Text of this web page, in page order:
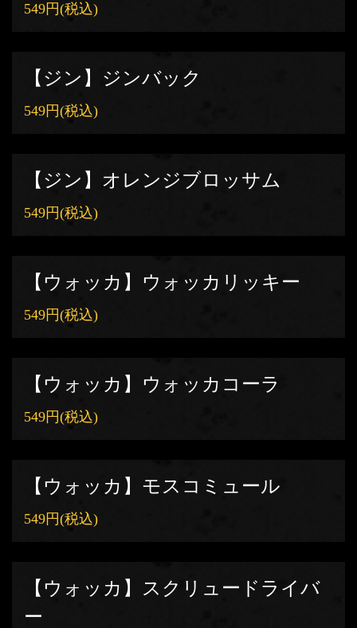
549円(税込)
【ジン】ジンバック
549円(税込)
【ジン】オレンジブロッサム
549円(税込)
【ウォッカ】ウォッカリッキー
549円(税込)
【ウォッカ】ウォッカコーラ
549円(税込)
【ウォッカ】モスコミュール
549円(税込)
【ウォッカ】スクリュードライバ
ー